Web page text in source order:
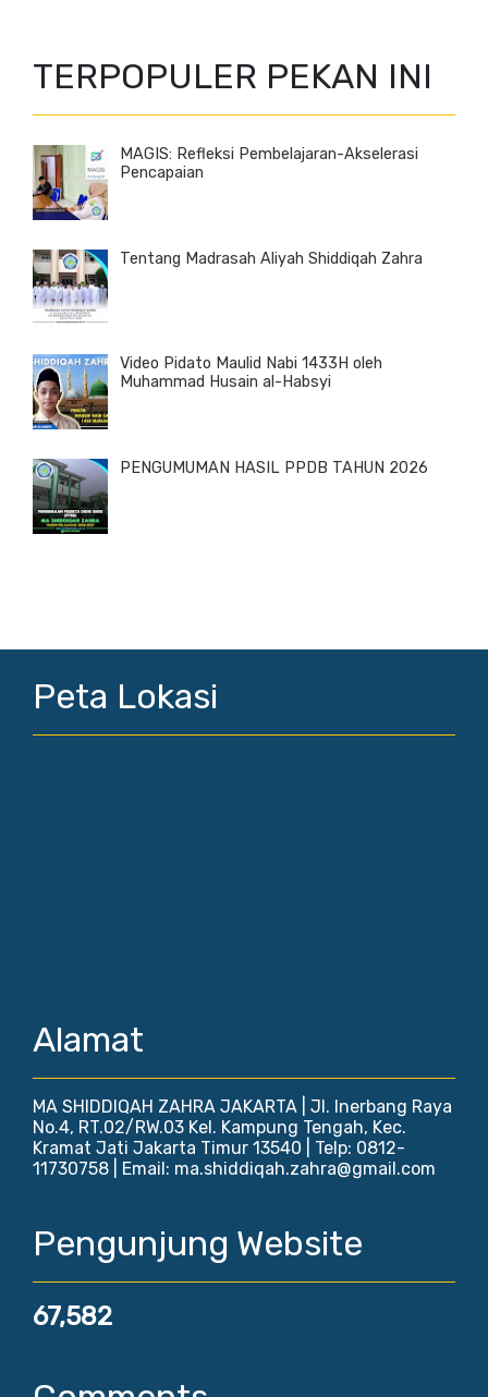
TERPOPULER PEKAN INI
MAGIS: Refleksi Pembelajaran-Akselerasi
Pencapaian
Tentang Madrasah Aliyah Shiddiqah Zahra
Video Pidato Maulid Nabi 1433H oleh
Muhammad Husain al-Habsyi
PENGUMUMAN HASIL PPDB TAHUN 2026
Peta Lokasi
Alamat
MA SHIDDIQAH ZAHRA JAKARTA | Jl. Inerbang Raya
No.4, RT.02/RW.03 Kel. Kampung Tengah, Kec.
Kramat Jati Jakarta Timur 13540 | Telp: 0812-
11730758 | Email: ma.shiddiqah.zahra@gmail.com
Pengunjung Website
67,582